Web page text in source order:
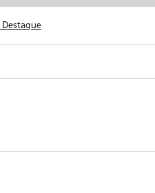
Destaque